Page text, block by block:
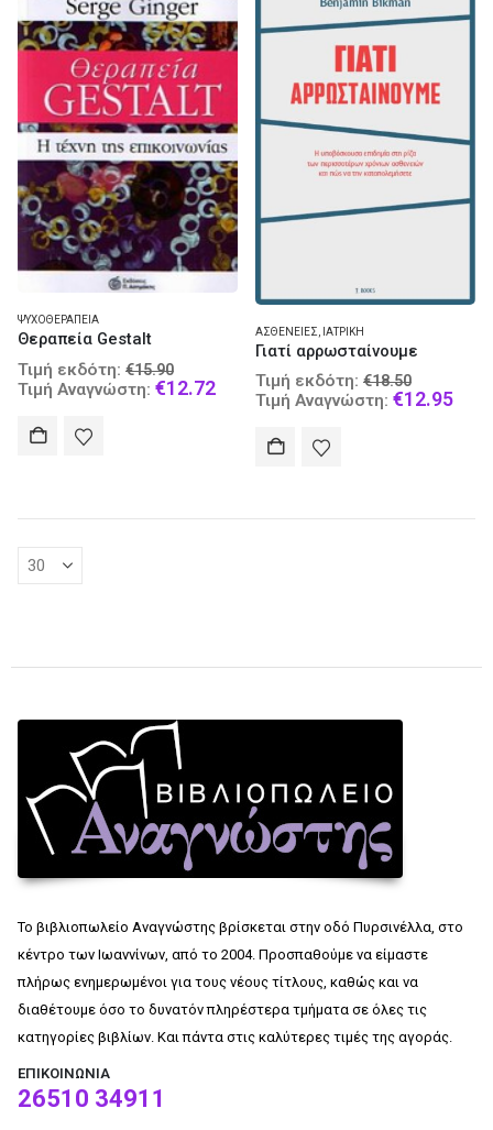
ΨΥΧΟΘΕΡΑΠΕΊΑ
Θεραπεία Gestalt
Τιμή εκδότη: €15.90
price
Τιμή Αναγνώστη: €12.72Current
price
€12.72.
ΑΣΘΈΝΕΙΕΣ ΙΑΤΡΙΚΉ
Γιατί αρρωσταίνουμε
Τιμή εκδότη: €18.50
price
Τιμή Αναγνώστη: €12.95
Το βιβλιοπωλείο Αναγνώστης βρίσκεται στην οδό Πυρσινέλλα, στο
κέντρο των Ιωαννίνων, από το 2004. Προσπαθούμε να είμαστε
πλήρως ενημερωμένοι για τους νέους τίτλους, καθώς και να
διαθέτουμε όσο το δυνατόν πληρέστερα τμήματα σε όλες τις
κατηγορίες βιβλίων. Και πάντα στις καλύτερες τιμές της αγοράς.
ΕΠΙΚΟΙΝΩΝΊΑ
26510 34911